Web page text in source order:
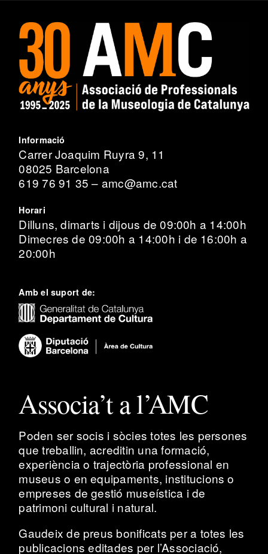
Informació
Carrer Joaquim Ruyra 9, 11
08025 Barcelona
619 76 91 35 – amc@amc.cat
Horari
Dilluns, dimarts i dijous de 09:00h a 14:00h
Dimecres de 09:00h a 14:00h i de 16:00h a
20:00h
Amb el suport de:
Associa’t a l’AMC
Poden ser socis i sòcies totes les persones
que treballin, acreditin una formació,
experiència o trajectòria professional en
museus o en equipaments, institucions o
empreses de gestió museística i de
patrimoni cultural i natural.
Gaudeix de preus bonificats per a totes les
publicacions editades per l’Associació,